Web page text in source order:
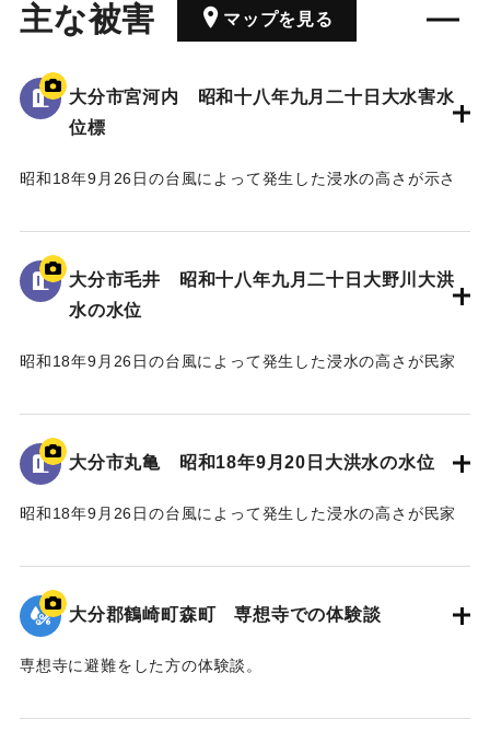
主な被害 マップを見る
大分市宮河内 昭和十八年九月二十日大水害水
位標
昭和18年9月26日の台風によって発生した浸水の高さが示さ
水位は看板の上にある水平の棒の位置であり、地面から3.5 m
の高さがある。
｜固有コード:00481082
大分市毛井 昭和十八年九月二十日大野川大洪
水の水位
昭和18年9月26日の台風によって発生した浸水の高さが民家
水位は地面から3.5 mの位置に示されている。
｜固有コード:00481081
大分市丸亀 昭和18年9月20日大洪水の水位
昭和18年9月26日の台風によって発生した浸水の高さが民家
れている。
｜固有コード:00481080
大分郡鶴崎町森町 専想寺での体験談
専想寺に避難をした方の体験談。
流されてきた家が境内のムクノキに引っかかった。